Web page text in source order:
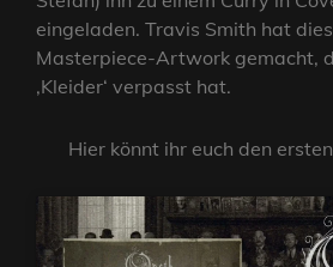
eingeladen. Travis Smith hat
Masterpiece-Artwork gemacht,
‚Kleider‘ verpasst hat.
Hier könnt ihr euch den